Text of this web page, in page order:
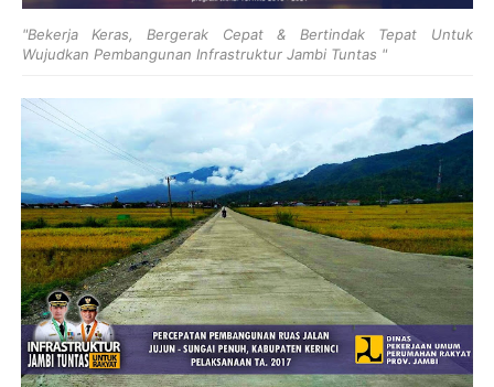
"Bekerja Keras, Bergerak Cepat & Bertindak Tepat Untuk
Wujudkan Pembangunan Infrastruktur Jambi Tuntas "